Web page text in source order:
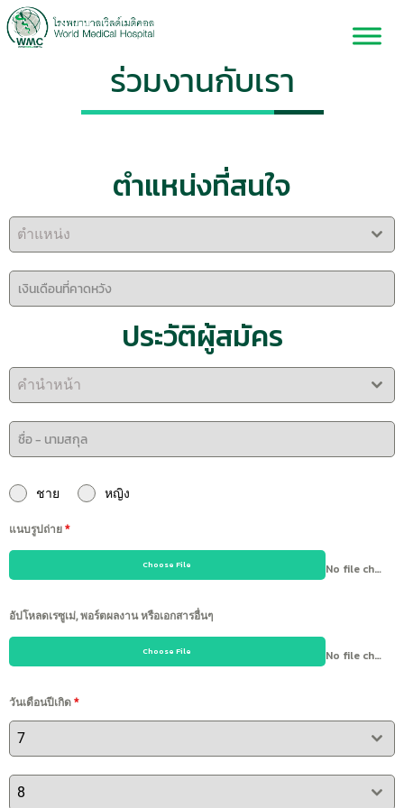
ร่วมงานกับเรา
ตำแหน่งที่สนใจ
ตำแหน่ง
ประวัติผู้สมัคร
คำนำหน้า
ชาย หญิง
แนบรูปถ่าย *
Choose File No file chosen
อัปโหลดเรซูเม่, พอร์ตผลงาน หรือเอกสารอื่นๆ
Choose File No file chosen
วันเดือนปีเกิด *
7
8